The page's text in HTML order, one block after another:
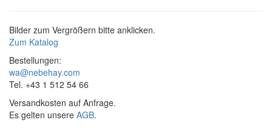
Bilder zum Vergrößern bitte anklicken.
Zum Katalog
Bestellungen:
wa@nebehay.com
Tel. +43 1 512 54 66
Versandkosten auf Anfrage.
Es gelten unsere AGB.